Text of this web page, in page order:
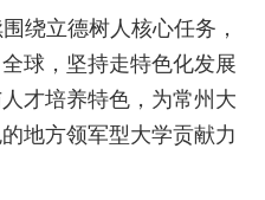
绕立德树人核心任务，
球，坚持走特色化发展
才培养特色，为常州大
地方领军型大学贡献力